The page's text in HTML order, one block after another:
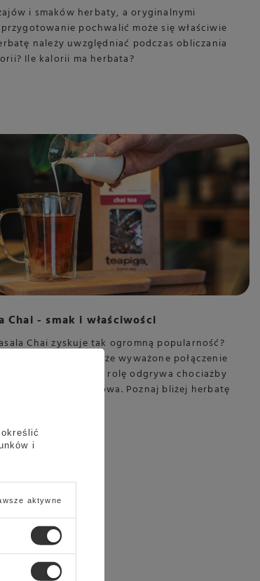
i smaków herbaty, a oryginalnymi
pochwalić może się właściwie
należy uwzględniać podczas obliczania
Ile kalorii ma herbata?
Chai - smak i właściwości
Chai zyskuje tak ogromną popularność?
inteligentne i jakże wyważone połączenie
w której kluczową rolę odgrywa chociażby
gałka muszkatołowa. Poznaj bliżej herbatę
określić
i
aktywne